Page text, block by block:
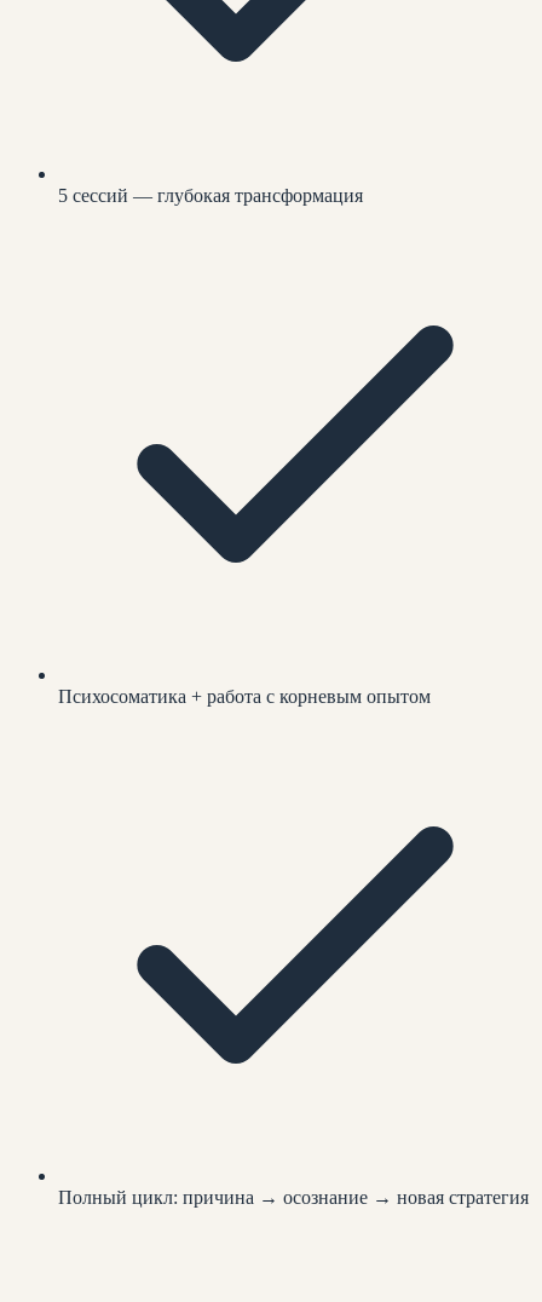
5 сессий — глубокая трансформация
Психосоматика + работа с корневым опытом
Полный цикл: причина → осознание → новая стратегия